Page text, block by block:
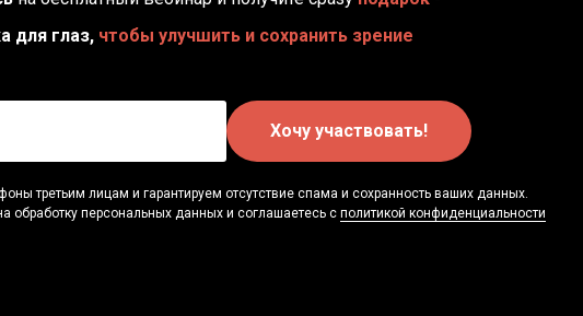
для глаз, чтобы улучшить и сохранить зрение
Хочу участвовать!
третьим лицам и гарантируем отсутствие спама и сохранность ваших данных.
обработку персональных данных и соглашаетесь c политикой конфиденциальности